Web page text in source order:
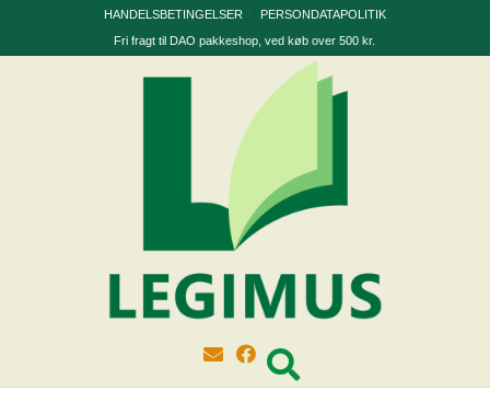
HANDELSBETINGELSER
PERSONDATAPOLITIK
Fri fragt til DAO pakkeshop, ved køb over 500 kr.